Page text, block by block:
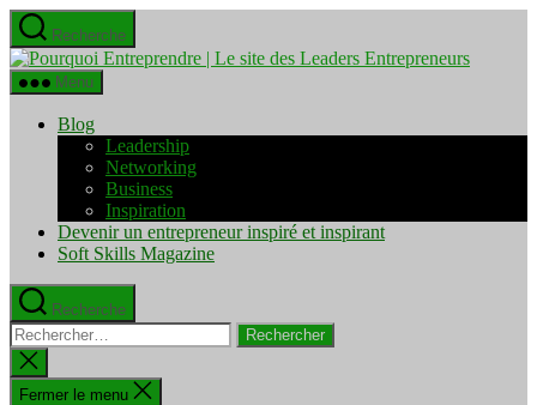
Aller
au
contenu
Recherche
Pourquoi
Menu
Blog
Leadership
Networking
Business
Inspiration
Devenir un entrepreneur inspiré et inspirant
Soft Skills Magazine
Recherche
Rechercher :
Fermer
la
recherche
Fermer le menu